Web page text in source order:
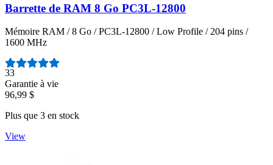
Barrette de RAM 8 Go PC3L-12800
Mémoire RAM / 8 Go / PC3L-12800 / Low Profile / 204 pins /
1600 MHz
Nombre d'avis :
33
Garantie à vie
96,99 $
Plus que 3 en stock
View